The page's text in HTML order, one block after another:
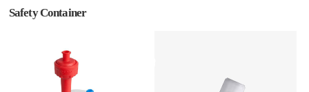
Safety Container